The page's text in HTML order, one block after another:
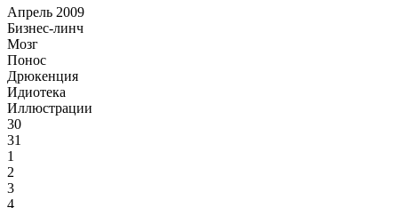
Апрель 2009
Бизнес-линч
Мозг
Понос
Дрюкенция
Идиотека
Иллюстрации
30
31
1
2
3
4